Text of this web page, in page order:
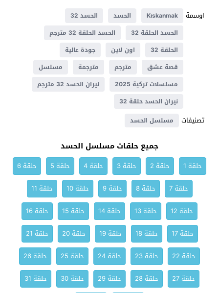
اوسمة
Kıskanmak الحسد
الحسد 32
الحسد الحلقة 32
الحسد الحلقة 32 مترجم
الحلقة 32
اون لاين
جودة عالية
قصة عشق
مترجم مترجمة
مسلسل
مسلسلات تركية 2025
نيران الحسد 32 مترجم
نيران الحسد حلقة 32
تصنيفات مسلسل الحسد
جميع حلقات مسلسل الحسد
حلقة 1 حلقة 2 حلقة 3 حلقة 4 حلقة 5
حلقة 6
حلقة 7
حلقة 8 حلقة 9 حلقة 10
حلقة 11
حلقة 12
حلقة 13 حلقة 14 حلقة 15
حلقة 16
حلقة 17
حلقة 18 حلقة 19 حلقة 20
حلقة 21
حلقة 22
حلقة 23 حلقة 24 حلقة 25
حلقة 26
حلقة 27
حلقة 28 حلقة 29 حلقة 30
حلقة 31